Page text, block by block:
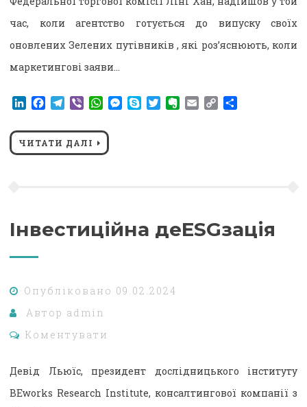
час, коли агентство готується до випуску своїх
оновлених Зелених путівників , які роз’яснюють, коли
маркетингові заяви…
LinkedIn
Facebook
Telegram
ViberWhatsApp
Messenger
SkypeTwitterEvernote
EmailCopy
ЧИТАТИ ДАЛІ
Інвестиційна деESGзація
Опубліковано 09.02.2024
Автор admin
Коментувати
Девід Льюїс, президент дослідницького інституту
BEworks Research Institute, консалтингової компанії з